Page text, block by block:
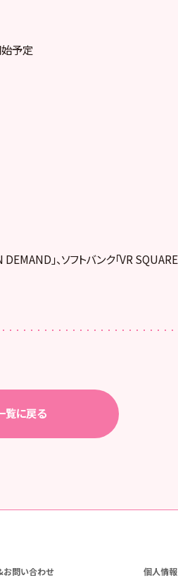
予定
」、ソフトバンク「VR
覧に戻る
お問い合わせ 個人情